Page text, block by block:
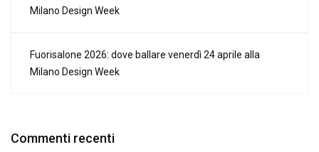
Milano Design Week
Fuorisalone 2026: dove ballare venerdì 24 aprile alla
Milano Design Week
Commenti recenti